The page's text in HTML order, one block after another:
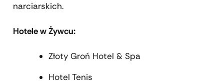
narciarskich.
Hotele w Żywcu:
Złoty Groń Hotel & Spa
Hotel Tenis